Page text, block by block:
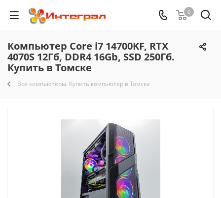
0
Компьютер Core i7 14700KF, RTX
4070S 12Гб, DDR4 16Gb, SSD 250Гб.
Купить в Томске
Все компьютеры. Купить компьютер в Томске